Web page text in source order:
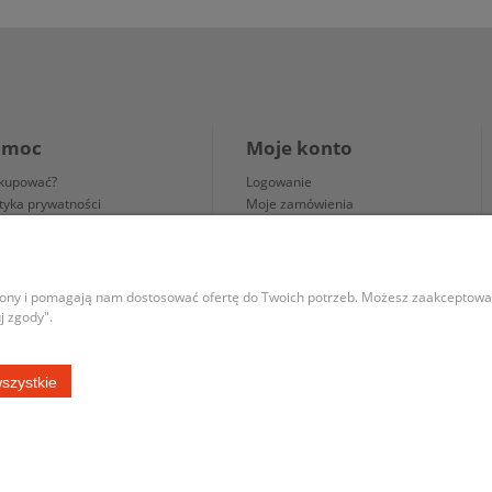
prywatności
Moje konto
Logowanie
Moje zamówienia
i pomagają nam dostosować ofertę do Twoich potrzeb. Możesz
zgody".